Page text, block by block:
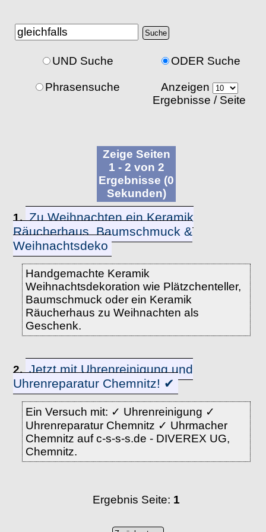
UND Suche
Phrasensuche
ODER Suche
Anzeigen
Ergebnisse / Seite
Zeige Seiten
1 - 2 von 2
Ergebnisse (0
Sekunden)
1. Zu Weihnachten ein Keramik
Räucherhaus, Baumschmuck &
Weihnachtsdeko
Handgemachte Keramik
Weihnachtsdekoration wie Plätzchenteller,
Baumschmuck oder ein Keramik
Räucherhaus zu Weihnachten als
Geschenk.
2. Jetzt mit Uhrenreinigung und
Uhrenreparatur Chemnitz! ✔
Ein Versuch mit: ✓ Uhrenreinigung ✓
Uhrenreparatur Chemnitz ✓ Uhrmacher
Chemnitz auf c-s-s-s.de - DIVEREX UG,
Chemnitz.
Ergebnis Seite: 1